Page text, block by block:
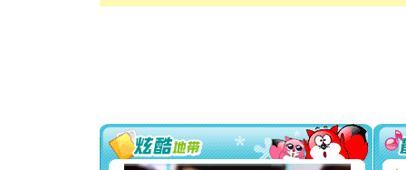
卖了。水
你太多，
要平安
[圣诞节]